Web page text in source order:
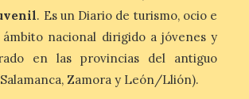
disfrutar de este
histórico. Algunas
ya han […]
. Es un Diario de turismo, ocio e
nacional dirigido a jóvenes y
en las provincias del antiguo
Zamora y León/Llión).